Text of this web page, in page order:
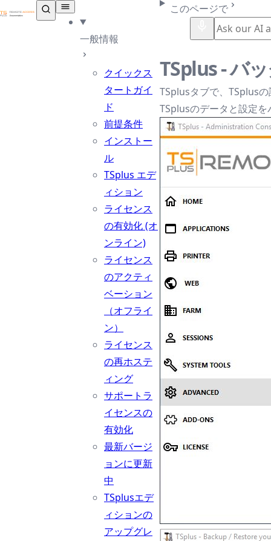
TSplus ドキュメンテーション ®
一般情報
クイックス
タートガイ
ド
前提条件
インストー
ル
TSplus エデ
ィション
ライセンス
の有効化 (オ
ンライン)
ライセンス
のアクティ
ベーション
（オフライ
ン）
ライセンス
の再ホステ
ィング
サポートラ
イセンスの
有効化
最新バージ
ョンに更新
中
TSplusエデ
ィションの
アップグレ
このページで
TSplus - バ
TSplusタブで、TSplus
TSplusのデータと設定